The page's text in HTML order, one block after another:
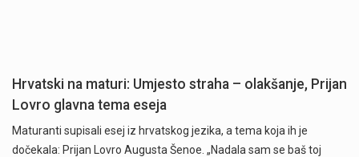
Hrvatski na maturi: Umjesto straha – olakšanje, Prijan
Lovro glavna tema eseja
Maturanti supisali esej iz hrvatskog jezika, a tema koja ih je
dočekala: Prijan Lovro Augusta Šenoe. „Nadala sam se baš toj